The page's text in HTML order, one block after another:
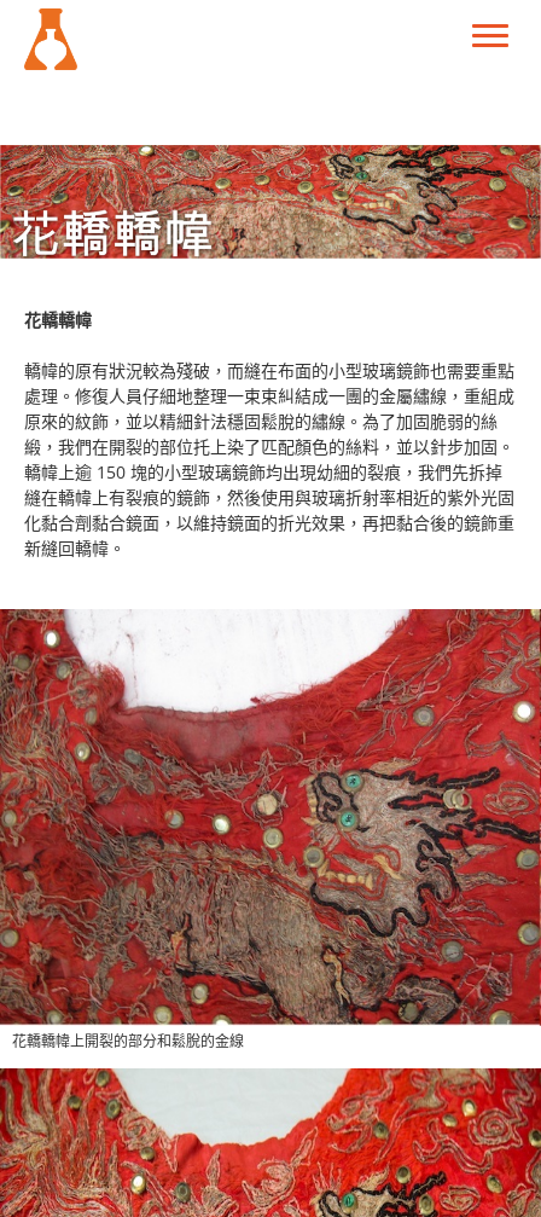
花轎轎幃
轎幃的原有狀況較為殘破，而縫在布面的小型玻璃鏡飾也需要重點
處理。修復人員仔細地整理一束束糾結成一團的金屬繡線，重組成
原來的紋飾，並以精細針法穩固鬆脫的繡線。為了加固脆弱的絲
緞，我們在開裂的部位托上染了匹配顏色的絲料，並以針步加固。
轎幃上逾 150 塊的小型玻璃鏡飾均出現幼細的裂痕，我們先拆掉
縫在轎幃上有裂痕的鏡飾，然後使用與玻璃折射率相近的紫外光固
化黏合劑黏合鏡面，以維持鏡面的折光效果，再把黏合後的鏡飾重
新縫回轎幃。
花轎轎幃上開裂的部分和鬆脫的金線